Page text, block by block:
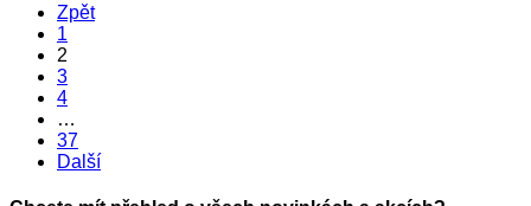
Zpět
1
2
3
4
…
37
Další